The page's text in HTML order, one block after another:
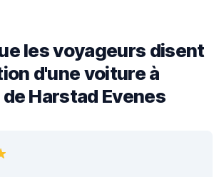
les voyageurs disent
d'une voiture à
Harstad Evenes